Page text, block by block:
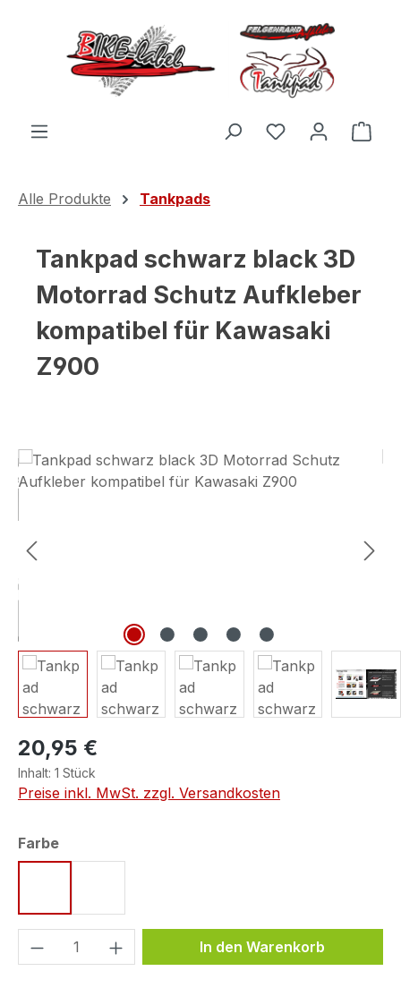
Zum Hauptinhalt springen
Du hast 0
Alle Produkte Tankpads
Tankpad schwarz black 3D
Motorrad Schutz Aufkleber
kompatibel für Kawasaki
Z900
Bildergalerie überspringen
20,95 €
Inhalt: 1 Stück
Preise inkl. MwSt. zzgl. Versandkosten
Farbeauswählen
Produkt Anzahl: Gib denIn den Warenkorb